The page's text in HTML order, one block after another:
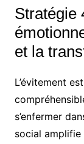
Stratégie
et la
L’évitement
s’enfermer
social amplifie